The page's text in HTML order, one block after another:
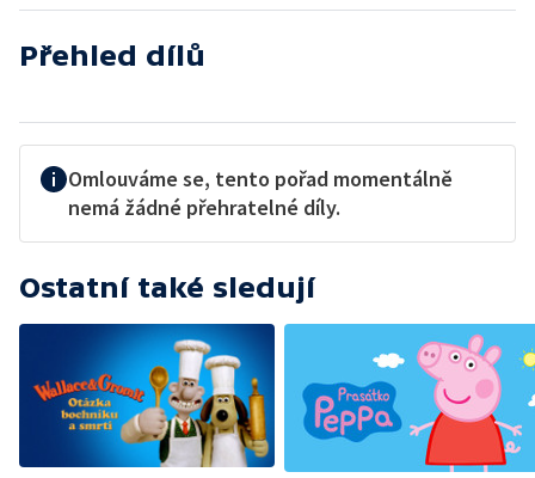
Přehled dílů
Omlouváme se, tento pořad momentálně
nemá žádné přehratelné díly.
Ostatní také sledují